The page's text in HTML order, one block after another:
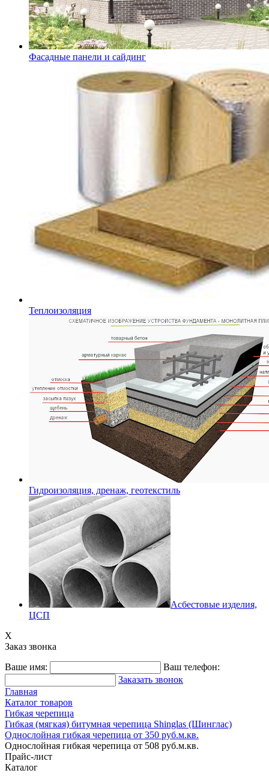
Фасадные панели и сайдинг
Теплоизоляция
Гидроизоляция, дренаж, геотекстиль
Асбестовые изделия,
ЦСП
X
Заказ звонка
Ваше имя:
Ваш телефон:
Заказать звонок
Главная
Каталог товаров
Гибкая черепица
Гибкая (мягкая) битумная черепица Shinglas (Шинглас)
Однослойная гибкая черепица от 350 руб.м.кв.
Однослойная гибкая черепица от 508 руб.м.кв.
Прайс-лист
Каталог